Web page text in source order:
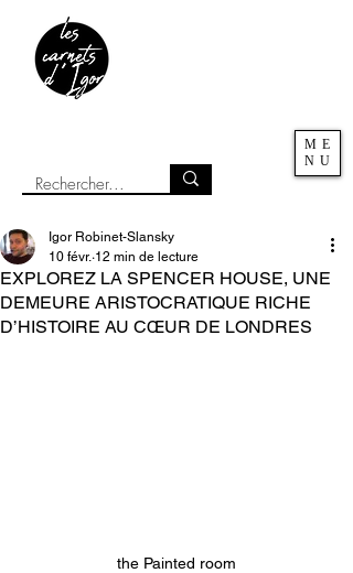
ME
NU
EXPLOREZ LA SPENCER HOUSE, UNE
DEMEURE ARISTOCRATIQUE RICHE
D’HISTOIRE AU CŒUR DE LONDRES
Igor Robinet-Slansky
10 févr. 12 min de lecture
the Painted room